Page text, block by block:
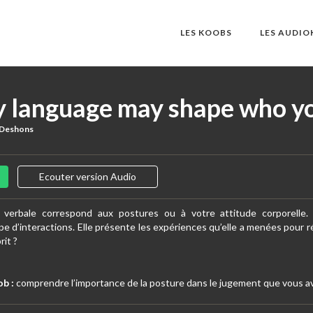
LES KOOBS LES
language may shape who
Ecouter version Audio
verbale correspond aux postures ou à votre attitude
d’interactions. Elle présente les expériences qu’elle a menées
?
: comprendre l’importance de la posture dans le jugement que vous